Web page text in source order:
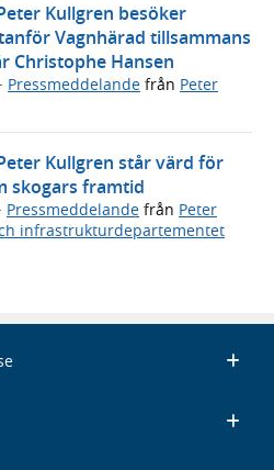
Kullgren besöker
Vagnhärad tillsammans
Christophe Hansen
· Pressmeddelande från Peter
Kullgren står värd för
skogars framtid
· Pressmeddelande från Peter
infrastrukturdepartementet